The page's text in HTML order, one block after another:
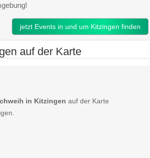
jetzt Events in und um Kitzingen finden
auf der Karte
in Kitzingen auf der Karte